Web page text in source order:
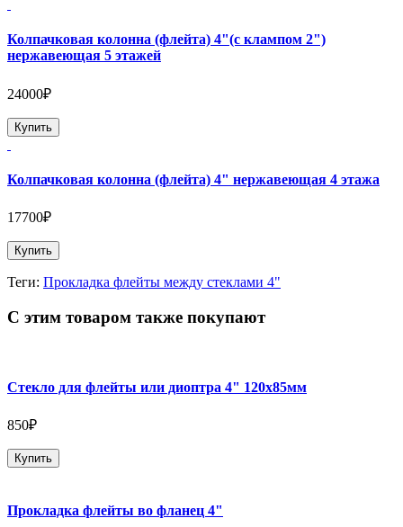
Колпачковая колонна (флейта) 4"(с клампом 2")
нержавеющая 5 этажей
24000₽
Купить
Колпачковая колонна (флейта) 4" нержавеющая 4 этажа
17700₽
Купить
Теги: Прокладка флейты между стеклами 4"
С этим товаром также покупают
Стекло для флейты или диоптра 4" 120х85мм
850₽
Купить
Прокладка флейты во фланец 4"